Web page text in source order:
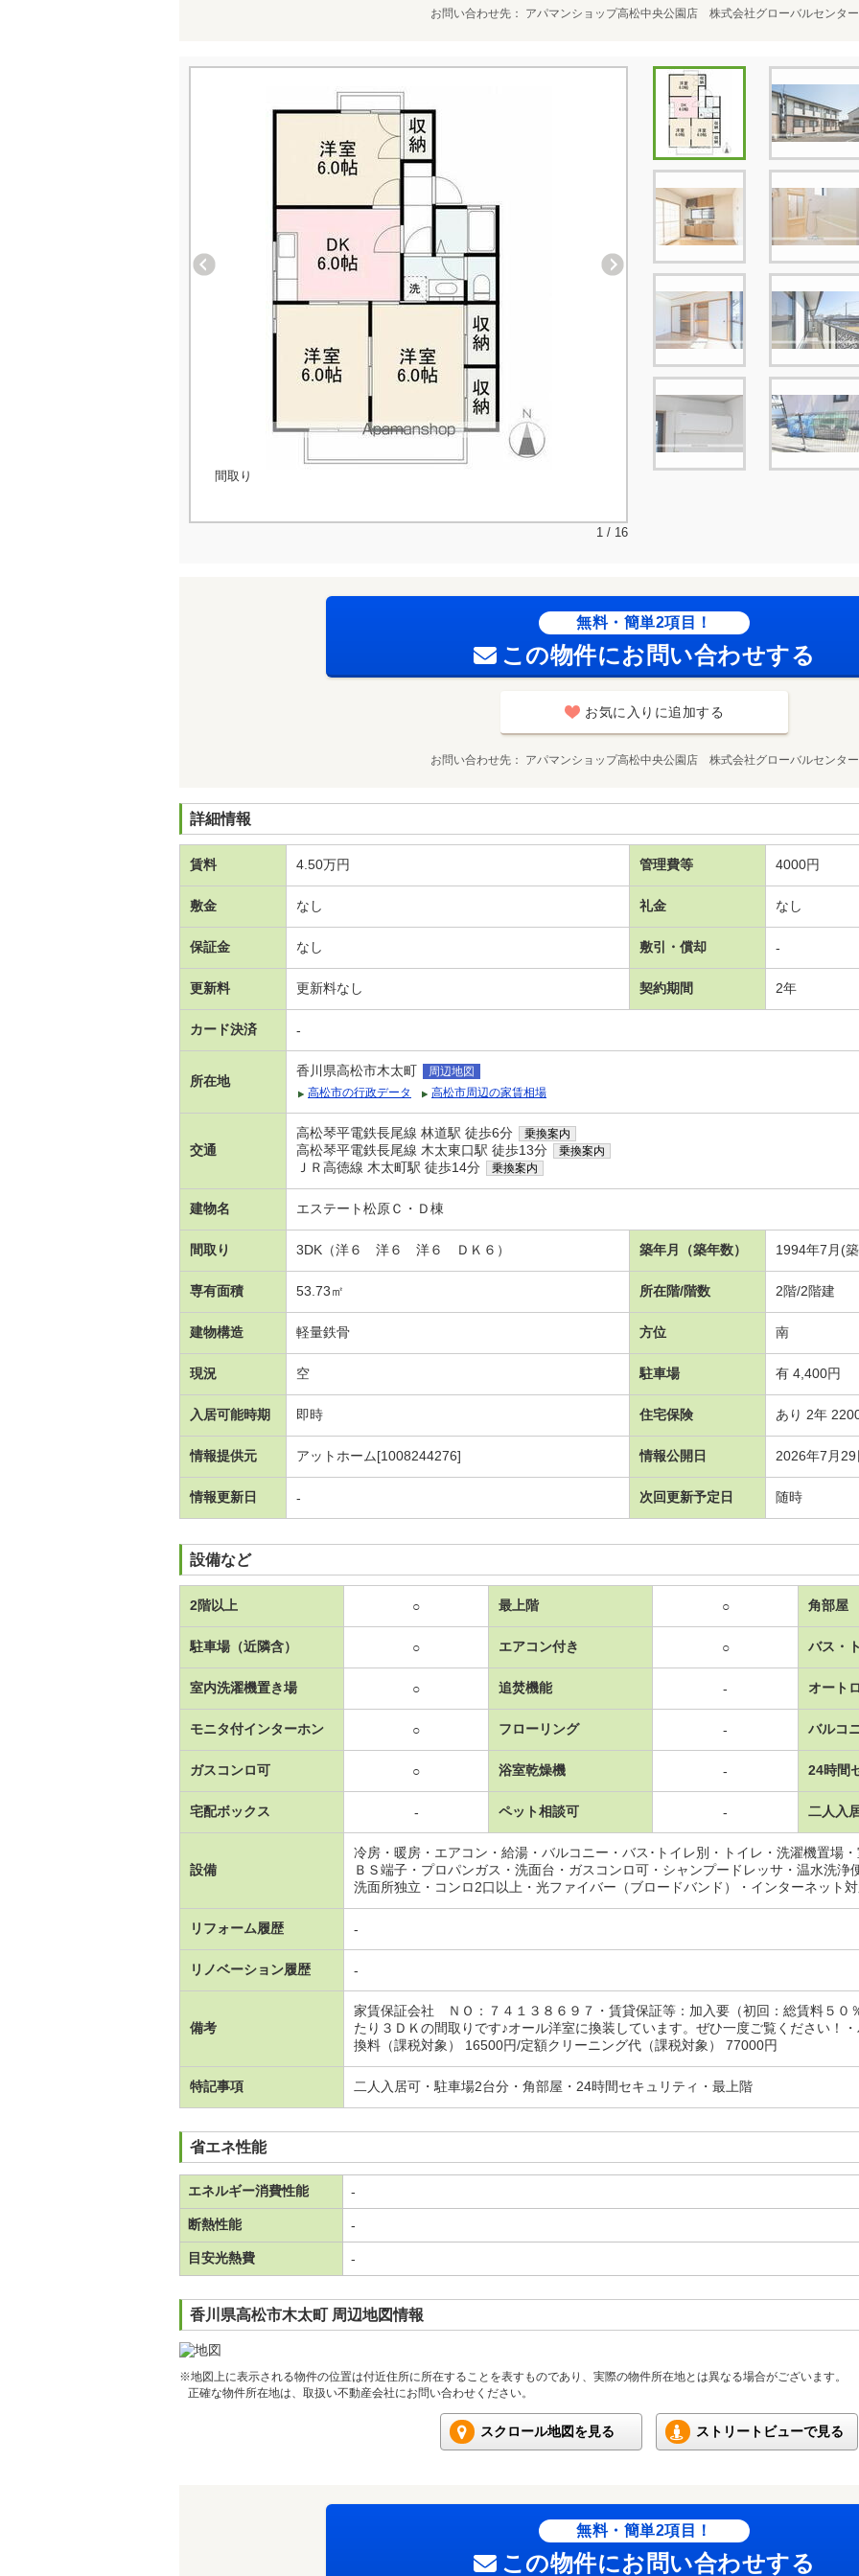
お問い合わせ先 アパマンショップ高松中央公園店 株式会社グローバルセンター
間取り
1 / 16
無料・簡単2項目！
この物件にお問い合わせする
お気に入りに追加する
お問い合わせ先 アパマンショップ高松中央公園店 株式会社グローバルセンター
詳細情報
賃料 4.50万円 管理費等 4000円
敷金 なし 礼金 なし
保証金 なし 敷引・償却 -
更新料 更新料なし 契約期間 2年
カード決済 -
所在地
香川県高松市木太町
周辺地図
高松市の行政データ
高松市周辺の家賃相場
交通
高松琴平電鉄長尾線 林道駅 徒歩6分 乗換案内
高松琴平電鉄長尾線 木太東口駅 徒歩13分 乗換案内
ＪＲ高徳線 木太町駅 徒歩14分 乗換案内
建物名 エステート松原Ｃ・Ｄ棟
間取り 3DK（洋６ 洋６ 洋６ ＤＫ６） 築年月（築年数） 1994年7月(
専有面積 53.73㎡ 所在階/階数 2階/2階建
建物構造 軽量鉄骨 方位 南
現況 空 駐車場 有 4,400円
入居可能時期 即時 住宅保険 あり 2年
情報提供元 アットホーム[1008244276] 情報公開日 2026年7月29
情報更新日 - 次回更新予定日 随時
設備など
2階以上 ○ 最上階 ○ 角部屋
駐車場（近隣含） ○ エアコン付き ○ バス・
室内洗濯機置き場 ○ 追焚機能 - オート
モニタ付インターホン ○ フローリング - バルコ
ガスコンロ可 ○ 浴室乾燥機 - 24時間
宅配ボックス - ペット相談可 - 二人入
設備
冷房・暖房・エアコン・給湯・バルコニー・バス･トイレ別・トイレ・洗濯機置場
ＢＳ端子・プロパンガス・洗面台・ガスコンロ可・シャンプードレッサ・温水洗浄
洗面所独立・コンロ2口以上・光ファイバー（ブロードバンド）・インターネット
リフォーム履歴 -
リノベーション履歴 -
備考
家賃保証会社 ＮＯ：７４１３８６９７・賃貸保証等：加入要（初回：総賃料５
たり３ＤＫの間取りです♪オール洋室に換装しています。ぜひ一度ご覧ください！
換料（課税対象） 16500円/定額クリーニング代（課税対象） 77000円
特記事項 二人入居可・駐車場2台分・角部屋・24時間セキュリティ・最上階
省エネ性能
エネルギー消費性能 -
断熱性能 -
目安光熱費 -
香川県高松市木太町 周辺地図情報
※地図上に表示される物件の位置は付近住所に所在することを表すものであり、実際の物件所在地とは異なる場合がございます。
正確な物件所在地は、取扱い不動産会社にお問い合わせください。
スクロール地図を見る ストリートビューで見る
無料・簡単2項目！
この物件にお問い合わせする